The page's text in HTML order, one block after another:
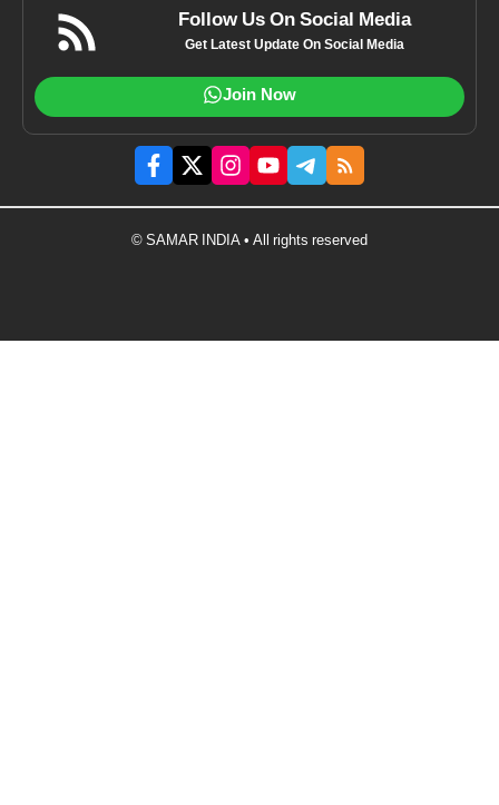
Follow Us On Social Media
Get Latest Update On Social Media
Join Now
© SAMAR INDIA • All rights reserved